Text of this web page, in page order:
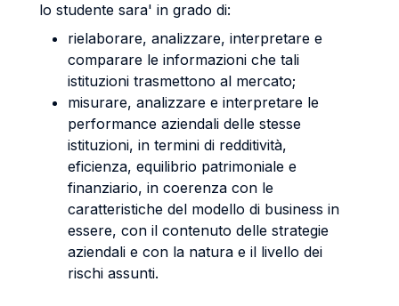
lo studente sara' in grado di:
rielaborare, analizzare, interpretare e
comparare le informazioni che tali
istituzioni trasmettono al mercato;
misurare, analizzare e interpretare le
performance aziendali delle stesse
istituzioni, in termini di redditività,
eficienza, equilibrio patrimoniale e
finanziario, in coerenza con le
caratteristiche del modello di business in
essere, con il contenuto delle strategie
aziendali e con la natura e il livello dei
rischi assunti.